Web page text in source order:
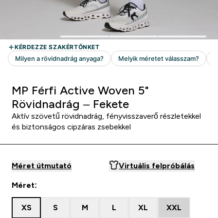
MP Férfi Active Woven 5"
Rövidnadrág – Fekete
Aktív szövetű rövidnadrág, fényvisszaverő részletekkel
és biztonságos cipzáras zsebekkel
Méret útmutató Virtuális felpróbálás
Méret:
XS S M L XL XXL